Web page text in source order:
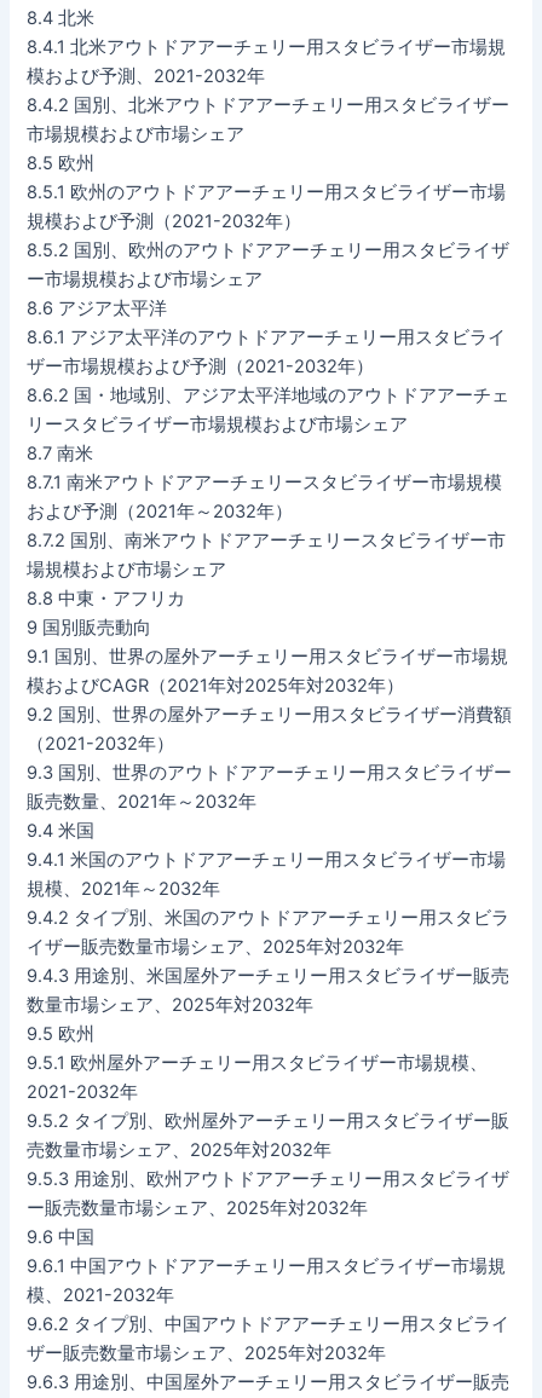
8.4 北米
8.4.1 北米アウトドアアーチェリー用スタビライザー市場規
模および予測、2021-2032年
8.4.2 国別、北米アウトドアアーチェリー用スタビライザー
市場規模および市場シェア
8.5 欧州
8.5.1 欧州のアウトドアアーチェリー用スタビライザー市場
規模および予測（2021-2032年）
8.5.2 国別、欧州のアウトドアアーチェリー用スタビライザ
ー市場規模および市場シェア
8.6 アジア太平洋
8.6.1 アジア太平洋のアウトドアアーチェリー用スタビライ
ザー市場規模および予測（2021-2032年）
8.6.2 国・地域別、アジア太平洋地域のアウトドアアーチェ
リースタビライザー市場規模および市場シェア
8.7 南米
8.7.1 南米アウトドアアーチェリースタビライザー市場規模
および予測（2021年～2032年）
8.7.2 国別、南米アウトドアアーチェリースタビライザー市
場規模および市場シェア
8.8 中東・アフリカ
9 国別販売動向
9.1 国別、世界の屋外アーチェリー用スタビライザー市場規
模およびCAGR（2021年対2025年対2032年）
9.2 国別、世界の屋外アーチェリー用スタビライザー消費額
（2021-2032年）
9.3 国別、世界のアウトドアアーチェリー用スタビライザー
販売数量、2021年～2032年
9.4 米国
9.4.1 米国のアウトドアアーチェリー用スタビライザー市場
規模、2021年～2032年
9.4.2 タイプ別、米国のアウトドアアーチェリー用スタビラ
イザー販売数量市場シェア、2025年対2032年
9.4.3 用途別、米国屋外アーチェリー用スタビライザー販売
数量市場シェア、2025年対2032年
9.5 欧州
9.5.1 欧州屋外アーチェリー用スタビライザー市場規模、
2021-2032年
9.5.2 タイプ別、欧州屋外アーチェリー用スタビライザー販
売数量市場シェア、2025年対2032年
9.5.3 用途別、欧州アウトドアアーチェリー用スタビライザ
ー販売数量市場シェア、2025年対2032年
9.6 中国
9.6.1 中国アウトドアアーチェリー用スタビライザー市場規
模、2021-2032年
9.6.2 タイプ別、中国アウトドアアーチェリー用スタビライ
ザー販売数量市場シェア、2025年対2032年
9.6.3 用途別、中国屋外アーチェリー用スタビライザー販売